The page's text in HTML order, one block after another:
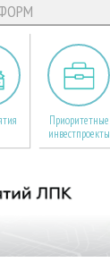
Приоритетные
инвестпроекты